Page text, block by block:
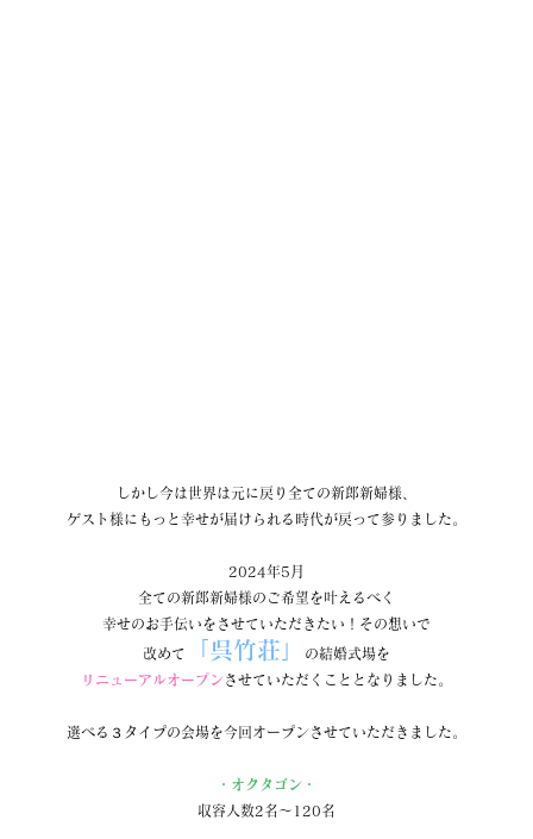
しかし今は世界は元に戻り全ての新郎新婦様、
ゲスト様にもっと幸せが届けられる時代が戻って参りました。
2024年5月
全ての新郎新婦様のご希望を叶えるべく
幸せのお手伝いをさせていただきたい！その想いで
改めて 「呉竹荘」
の結婚式場を
リニューアルオープンさせていただくこととなりました。
選べる３タイプの会場を今回オープンさせていただきました。
・オクタゴン・
収容人数2名～120名